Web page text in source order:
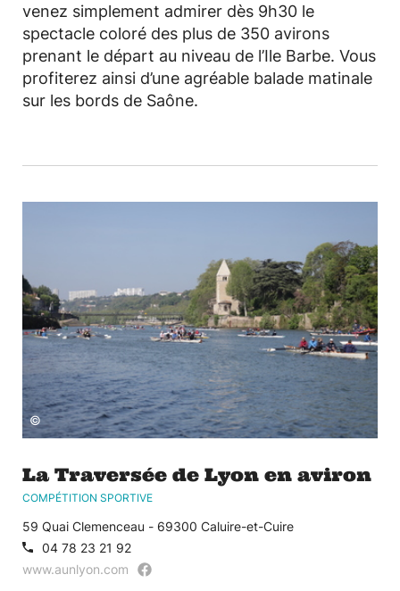
venez simplement admirer dès 9h30 le
spectacle coloré des plus de 350 avirons
prenant le départ au niveau de l’Ile Barbe. Vous
profiterez ainsi d’une agréable balade matinale
sur les bords de Saône.
©
La Traversée de Lyon en aviron
COMPÉTITION SPORTIVE
59 Quai Clemenceau - 69300 Caluire-et-Cuire
04 78 23 21 92
www.aunlyon.com